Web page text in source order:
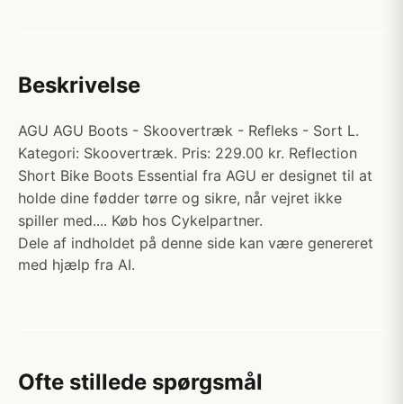
Beskrivelse
AGU AGU Boots - Skoovertræk - Refleks - Sort L.
Kategori: Skoovertræk. Pris: 229.00 kr. Reflection
Short Bike Boots Essential fra AGU er designet til at
holde dine fødder tørre og sikre, når vejret ikke
spiller med.... Køb hos Cykelpartner.
Dele af indholdet på denne side kan være genereret
med hjælp fra AI.
Ofte stillede spørgsmål